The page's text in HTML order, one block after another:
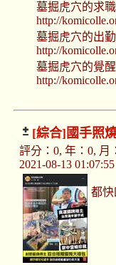
墓掘虎穴的求職
http://
墓掘虎穴的出勤
http://
墓掘虎穴的覺醒
http://
[綜合] 國手照
評分：0, 年：0, 月
2021-08-13 01:07:55
都